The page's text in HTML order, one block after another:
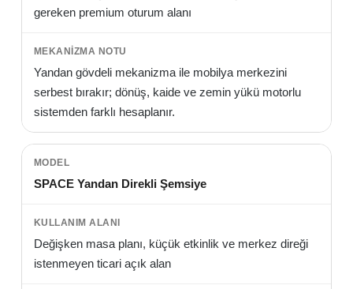
gereken premium oturum alanı
Yandan gövdeli mekanizma ile mobilya merkezini
serbest bırakır; dönüş, kaide ve zemin yükü motorlu
sistemden farklı hesaplanır.
SPACE Yandan Direkli Şemsiye
Değişken masa planı, küçük etkinlik ve merkez direği
istenmeyen ticari açık alan